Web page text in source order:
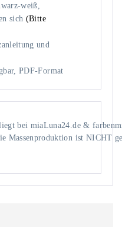
weiß,
sich (Bitte
und
PDF-Format
bei miaLuna24.de &
Massenproduktion ist NICHT